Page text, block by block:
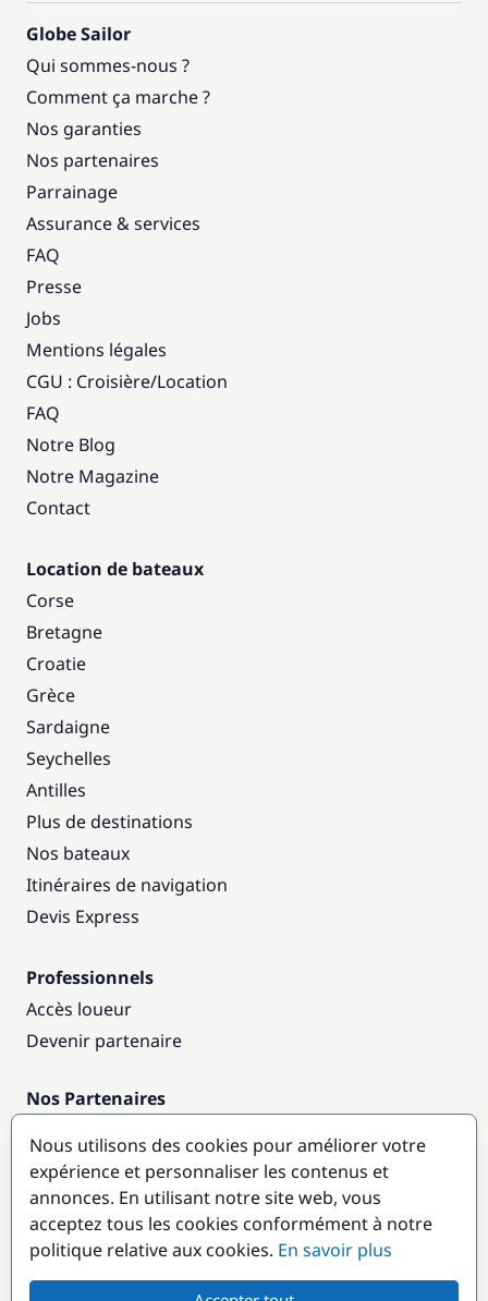
Globe Sailor
Qui sommes-nous ?
Comment ça marche ?
Nos garanties
Nos partenaires
Parrainage
Assurance & services
FAQ
Presse
Jobs
Mentions légales
CGU : Croisière/Location
FAQ
Notre Blog
Notre Magazine
Contact
Location de bateaux
Corse
Bretagne
Croatie
Grèce
Sardaigne
Seychelles
Antilles
Plus de destinations
Nos bateaux
Itinéraires de navigation
Devis Express
Professionnels
Accès loueur
Devenir partenaire
Nos Partenaires
Destinations populaires
Nous utilisons des cookies pour améliorer votre
expérience et personnaliser les contenus et
annonces. En utilisant notre site web, vous
acceptez tous les cookies conformément à notre
politique relative aux cookies. En savoir plus